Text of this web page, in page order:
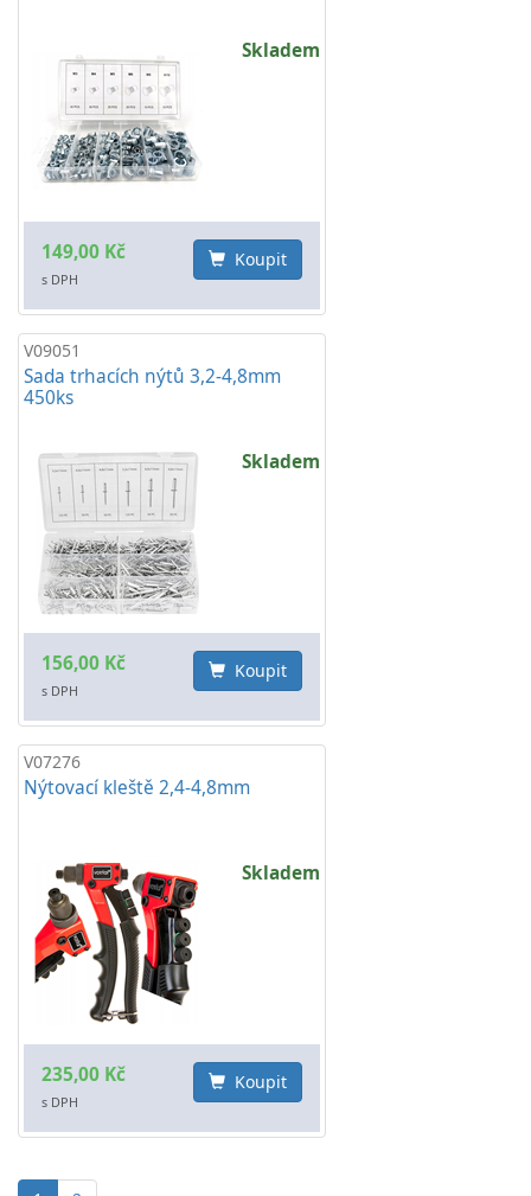
Skladem
149,00 Kč
s DPH
Koupit
V09051
Sada trhacích nýtů 3,2-4,8mm
450ks
Skladem
156,00 Kč
s DPH
Koupit
V07276
Nýtovací kleště 2,4-4,8mm
Skladem
235,00 Kč
s DPH
Koupit